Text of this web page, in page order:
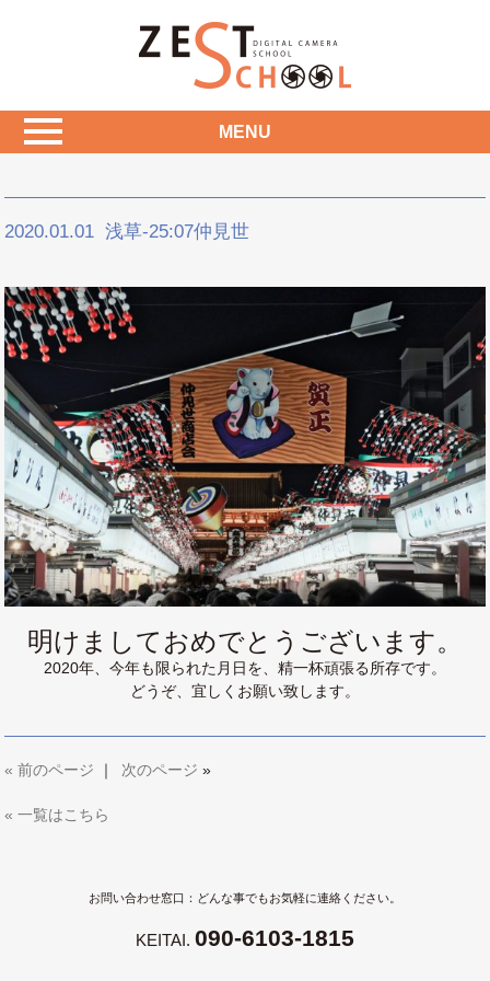
MENU
2020.01.01 浅草-25:07仲見世
明けましておめでとうございます。
2020年、今年も限られた月日を、精一杯頑張る所存です。
どうぞ、宜しくお願い致します。
« 前のページ ｜ 次のページ »
« 一覧はこちら
お問い合わせ窓口：どんな事でもお気軽に連絡ください。
KEITAI. 090-6103-1815